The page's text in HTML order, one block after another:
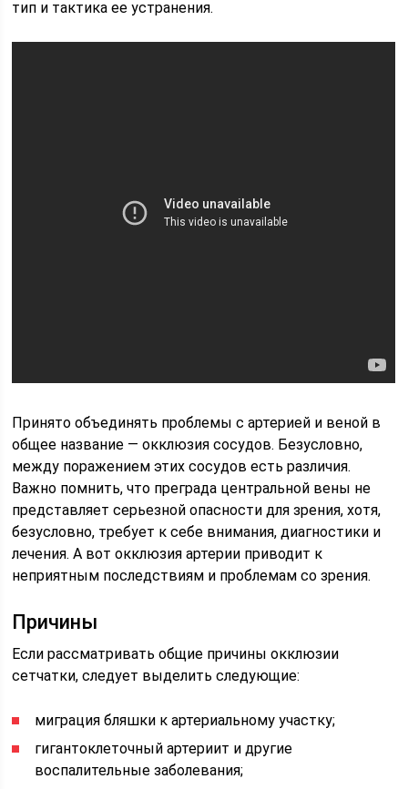
тип и тактика ее устранения.
Принято объединять проблемы с артерией и веной в
общее название — окклюзия сосудов. Безусловно,
между поражением этих сосудов есть различия.
Важно помнить, что преграда центральной вены не
представляет серьезной опасности для зрения, хотя,
безусловно, требует к себе внимания, диагностики и
лечения. А вот окклюзия артерии приводит к
неприятным последствиям и проблемам со зрения.
Причины
Если рассматривать общие причины окклюзии
сетчатки, следует выделить следующие:
миграция бляшки к артериальному участку;
гигантоклеточный артериит и другие
воспалительные заболевания;